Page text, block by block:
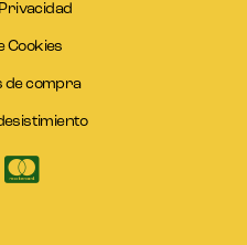
Cookies
de compra